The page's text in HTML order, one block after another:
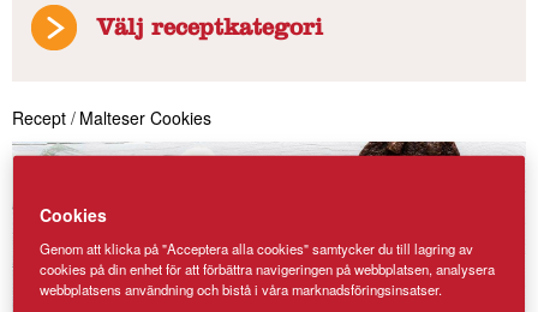
Välj receptkategori
Recept / Malteser Cookies
Cookies
Genom att klicka på "Acceptera alla cookies" samtycker du till lagring av
cookies på din enhet för att förbättra navigeringen på webbplatsen, analysera
webbplatsens användning och bistå i våra marknadsföringsinsatser.